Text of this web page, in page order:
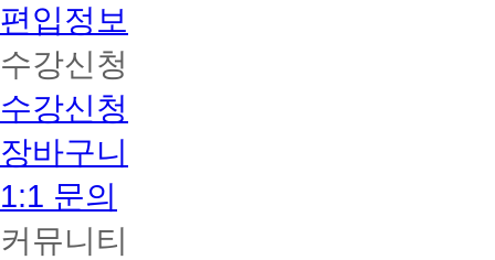
편입정보
수강신청
수강신청
장바구니
1:1 문의
커뮤니티